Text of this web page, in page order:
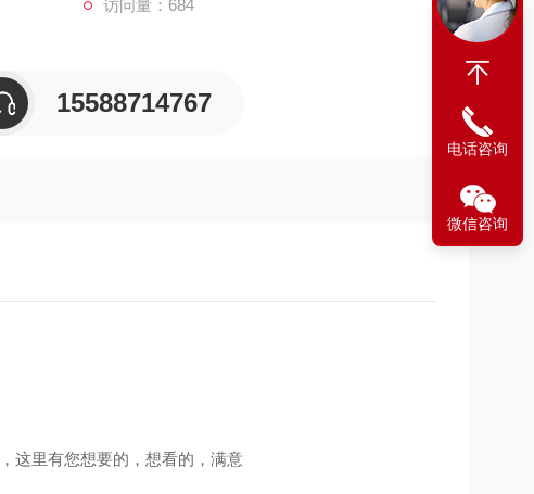
访问量：684
15588714767
这里有您想要的，想看的，满意
电话咨询
微信咨询